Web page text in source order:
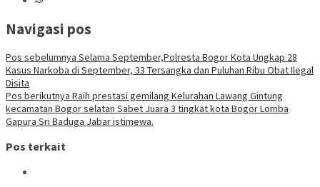
Navigasi pos
Pos sebelumnya Selama September,Polresta Bogor Kota Ungkap 28
Kasus Narkoba di September, 33 Tersangka dan Puluhan Ribu Obat Ilegal
Disita
Pos berikutnya Raih prestasi gemilang Kelurahan Lawang Gintung
kecamatan Bogor selatan Sabet Juara 3 tingkat kota Bogor Lomba
Gapura Sri Baduga Jabar istimewa.
Pos terkait